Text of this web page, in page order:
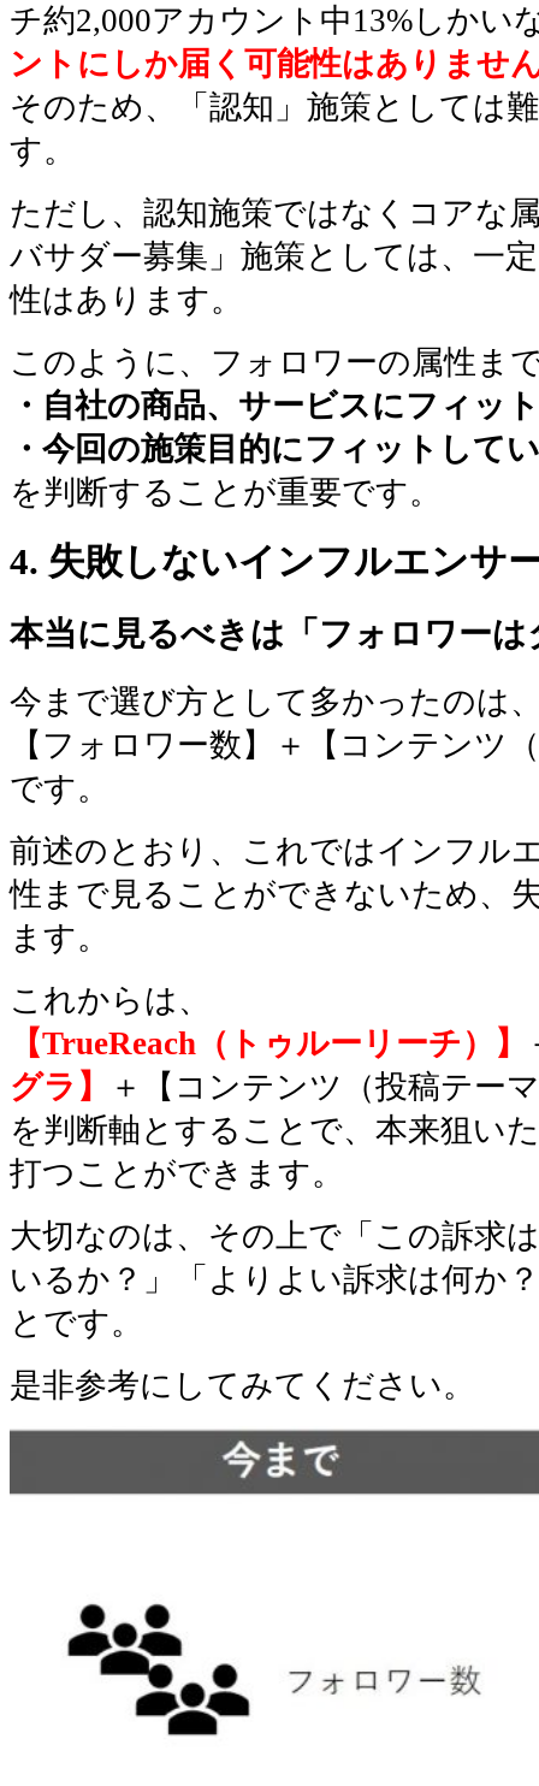
チ約2,000アカウント中13%しかい
ントにしか届く可能性はありませ
そのため、「認知」施策としては
す。
ただし、認知施策ではなくコアな
バサダー募集」施策としては、一
性はあります。
このように、フォロワーの属性ま
・自社の商品、サービスにフィッ
・今回の施策目的にフィットして
を判断することが重要です。
4. 失敗しないインフルエンサ
本当に見るべきは「フォロワー
今まで選び方として多かったのは
【フォロワー数】＋【コンテンツ
です。
前述のとおり、これではインフル
性まで見ることができないため、
ます。
これからは、
【TrueReach（トゥルーリーチ）】
グラ】
＋【コンテンツ（投稿テー
を判断軸とすることで、本来狙い
打つことができます。
大切なのは、その上で「この訴求
いるか？」「よりよい訴求は何か
とです。
是非参考にしてみてください。